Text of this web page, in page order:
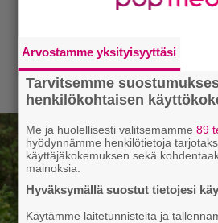
Arvostamme yksityisyyttäsi
Tarvitsemme
henkilökohtaisen
Me ja huolellisesti valitsemamme89
hyödynnämme henkilötietoja
käyttäjäkokemuksen sekä
mainoksia.
Hyväksymällä suostut tietojesi
Käytämme laitetunnisteita ja